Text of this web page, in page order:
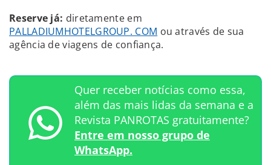
Reserve já: diretamente em
PALLADIUMHOTELGROUP. COM ou através de sua
agência de viagens de confiança.
Quer receber notícias como essa,
além das mais lidas da semana e a
Revista PANROTAS gratuitamente?
Entre em nosso grupo de
WhatsApp.